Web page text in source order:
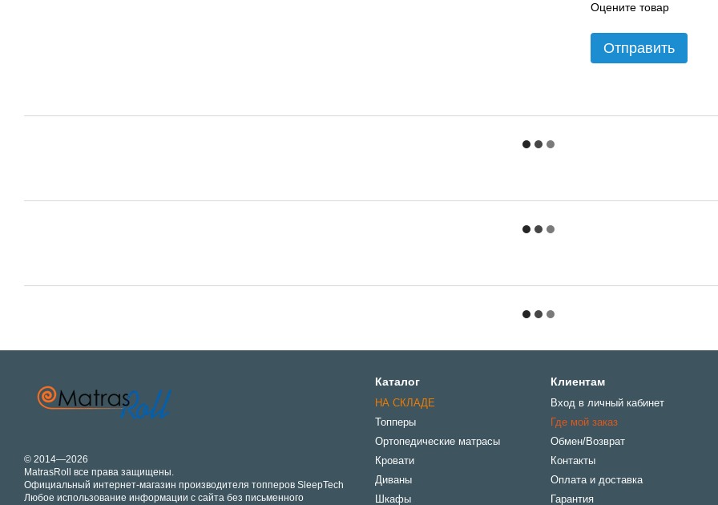
Оцените товар
Отправить
© 2014—2026
MatrasRoll все права защищены.
Официальный интернет-магазин производителя топперов SleepTech
Любое использование информации с сайта без письменного
Каталог
НА СКЛАДЕ
Топперы
Ортопедические матрасы
Кровати
Диваны
Шкафы
Клиентам
Вход в личный кабинет
Где мой заказ
Обмен/Возврат
Контакты
Оплата и доставка
Гарантия